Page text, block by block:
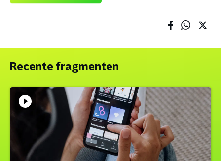
Recente fragmenten